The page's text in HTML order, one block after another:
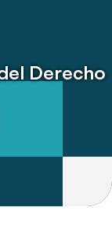
Derecho